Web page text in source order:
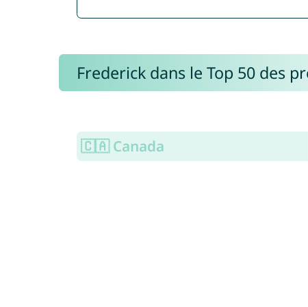
Frederick dans le Top 50 des
🇨🇦 Canada